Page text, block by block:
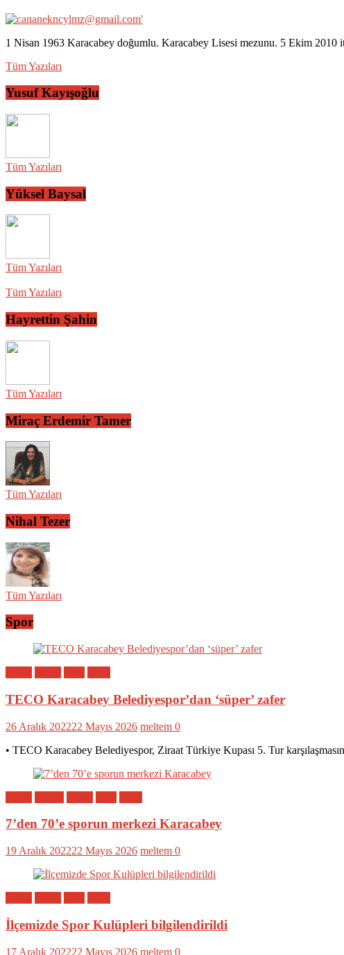
1 Nisan 1963 Karacabey doğumlu. Karacabey Lisesi mezunu. 5 Ekim 2010
Tüm Yazıları
Yusuf Kayışoğlu
Tüm Yazıları
Yüksel Baysal
Tüm Yazıları
Tüm Yazıları
Hayrettin Şahin
Tüm Yazıları
Miraç Erdemir Tamer
Tüm Yazıları
Nihal Tezer
Tüm Yazıları
Spor
TECO Karacabey Belediyespor’dan ‘süper’ zafer
26 Aralık 202222 Mayıs 2026 meltem 0
• TECO Karacabey Belediyespor, Ziraat Türkiye Kupası 5. Tur
7’den 70’e sporun merkezi Karacabey
19 Aralık 202222 Mayıs 2026 meltem 0
İlçemizde Spor Kulüpleri bilgilendirildi
17 Aralık 202222 Mayıs 2026 meltem 0